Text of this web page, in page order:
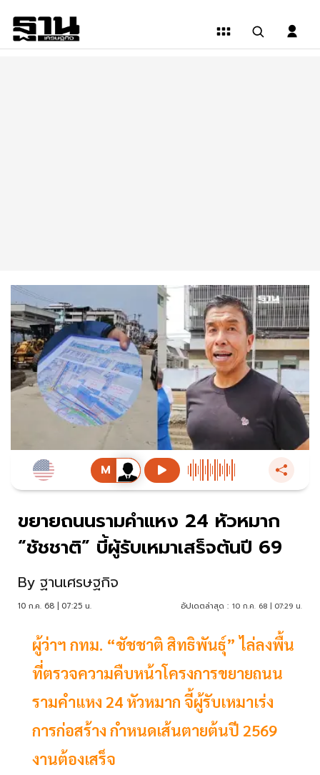
ขยายถนนรามคำแหง 24 หัวหมาก
“ชัชชาติ” บี้ผู้รับเหมาเสร็จต้นปี 69
By ฐานเศรษฐกิจ
10 ก.ค. 68 | 07:25 น. อัปเดตล่าสุด : 10 ก.ค. 68 | 07:29 น.
ผู้ว่าฯ กทม. “ชัชชาติ สิทธิพันธุ์” ไล่ลงพื้น
ที่ตรวจความคืบหน้าโครงการขยายถนน
รามคำแหง 24 หัวหมาก จี้ผู้รับเหมาเร่ง
การก่อสร้าง กำหนดเส้นตายต้นปี 2569
งานต้องเสร็จ